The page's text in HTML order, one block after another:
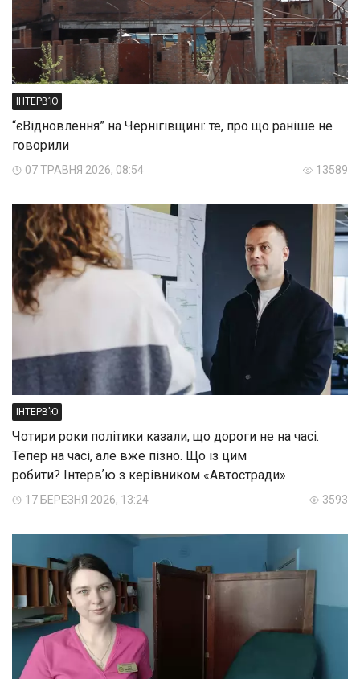
ІНТЕРВ’Ю
“єВідновлення” на Чернігівщині: те, про що раніше не
говорили
07 ТРАВНЯ 2026, 08:54 13589
ІНТЕРВ’Ю
Чотири роки політики казали, що дороги не на часі.
Тепер на часі, але вже пізно. Що із цим
робити? Інтервʼю з керівником «Автостради»
17 БЕРЕЗНЯ 2026, 13:24 3593